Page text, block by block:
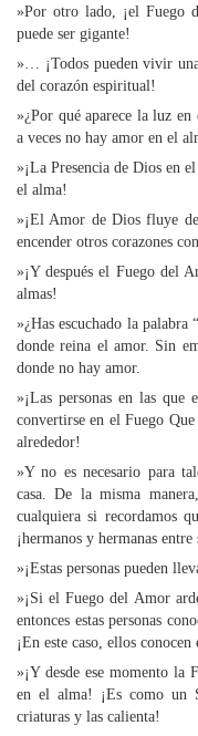
»Por otro lado, ¡el Fuego
puede ser gigante!
»… ¡Todos pueden vivir
del corazón espiritual!
»¿Por qué aparece la luz
a veces no hay amor en el
»¡La Presencia de Dios en
el alma!
»¡El Amor de Dios fluye
encender otros corazones
»¡Y después el Fuego del
almas!
»¿Has escuchado la palabra
donde reina el amor. Sin
donde no hay amor.
»¡Las personas en las
convertirse en el Fuego
alrededor!
»Y no es necesario para
casa. De la misma
cualquiera si recordamos
¡hermanos y hermanas entre
»¡Estas personas pueden
»¡Si el Fuego del Amor
entonces estas personas
¡En este caso, ellos
»¡Y desde ese momento
en el alma! ¡Es como un
criaturas y las calienta!